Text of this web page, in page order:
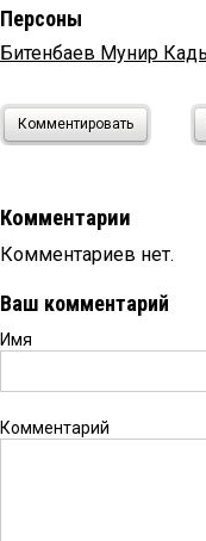
Персоны
Битенбаев Мунир
Комментировать
Комментарии
Комментариев нет.
Ваш комментарий
Имя
Комментарий